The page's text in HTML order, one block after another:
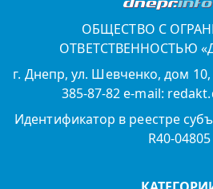
ОБЩЕСТВО С
ОТВЕТСТВЕННОСТЬЮ
г. Днепр, ул. Шевченко, дом 10,
385-87-82 e-mail:
Идентификатор в реестре
R40-04805